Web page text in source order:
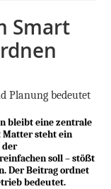
Smart
Planung bedeutet
bleibt eine zentrale
steht ein
der
soll – stößt
Der Beitrag ordnet
bedeutet.